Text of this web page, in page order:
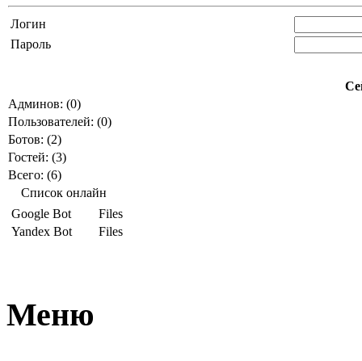
Логин
Пароль
Админов: (0)
Пользователей: (0)
Ботов: (2)
Гостей: (3)
Всего: (6)
Список онлайн
Google Bot
Files
Yandex Bot
Files
Меню